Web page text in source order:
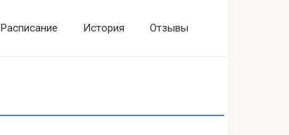
Расписание История Отзывы